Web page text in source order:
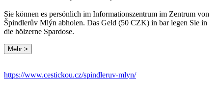
Sie können es persönlich im Informationszentrum im Zentrum von
Špindlerův Mlýn abholen. Das Geld (50 CZK) in bar legen Sie in
die hölzerne Spardose.
Mehr >
https://www.cestickou.cz/spindleruv-mlyn/